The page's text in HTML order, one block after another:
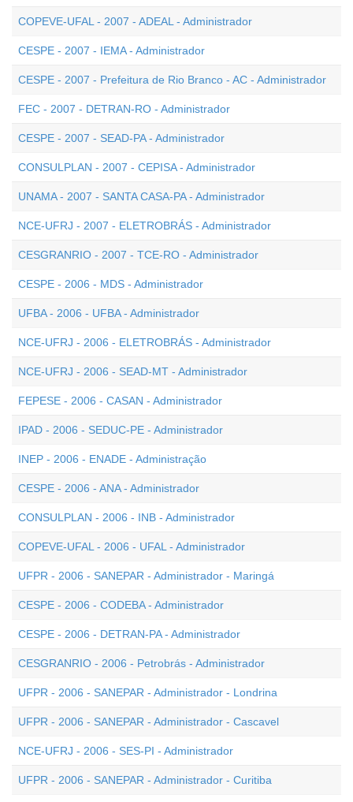
COPEVE-UFAL - 2007 - ADEAL - Administrador
CESPE - 2007 - IEMA - Administrador
CESPE - 2007 - Prefeitura de Rio Branco - AC - Administrador
FEC - 2007 - DETRAN-RO - Administrador
CESPE - 2007 - SEAD-PA - Administrador
CONSULPLAN - 2007 - CEPISA - Administrador
UNAMA - 2007 - SANTA CASA-PA - Administrador
NCE-UFRJ - 2007 - ELETROBRÁS - Administrador
CESGRANRIO - 2007 - TCE-RO - Administrador
CESPE - 2006 - MDS - Administrador
UFBA - 2006 - UFBA - Administrador
NCE-UFRJ - 2006 - ELETROBRÁS - Administrador
NCE-UFRJ - 2006 - SEAD-MT - Administrador
FEPESE - 2006 - CASAN - Administrador
IPAD - 2006 - SEDUC-PE - Administrador
INEP - 2006 - ENADE - Administração
CESPE - 2006 - ANA - Administrador
CONSULPLAN - 2006 - INB - Administrador
COPEVE-UFAL - 2006 - UFAL - Administrador
UFPR - 2006 - SANEPAR - Administrador - Maringá
CESPE - 2006 - CODEBA - Administrador
CESPE - 2006 - DETRAN-PA - Administrador
CESGRANRIO - 2006 - Petrobrás - Administrador
UFPR - 2006 - SANEPAR - Administrador - Londrina
UFPR - 2006 - SANEPAR - Administrador - Cascavel
NCE-UFRJ - 2006 - SES-PI - Administrador
UFPR - 2006 - SANEPAR - Administrador - Curitiba